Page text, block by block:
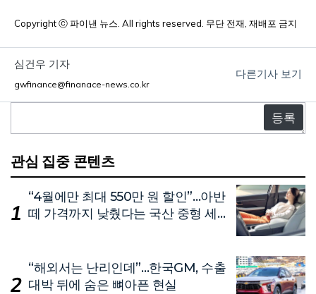
Copyright ⓒ 파이낸 뉴스. All rights reserved. 무단 전재, 재배포 금지
심건우 기자
gwfinance@finanace-news.co.kr
다른기사 보기
글
관심 집중 콘텐츠
“4월에만 최대 550만 원 할인”…아반
떼 가격까지 낮췄다는 국산 중형 세
“해외서는 난리인데”…한국GM, 수출
대박 뒤에 숨은 뼈아픈 현실